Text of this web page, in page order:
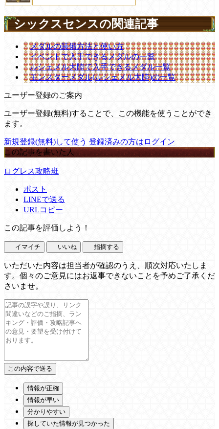
シックスセンスの関連記事
メダルの装備方法と使い方
イベントで入手できるメダルの一覧
ルシェメル大陸で入手できるメダル一覧
モンスターメダル(ルシェメル大陸)の一覧
ユーザー登録のご案内
ユーザー登録(無料)することで、この機能を使うことができ
ます。
新規登録(無料)して使う 登録済みの方はログイン
この記事を書いた人
ログレス攻略班
ポスト
LINEで送る
URLコピー
この記事を評価しよう！
イマイチ いいね 指摘する
いただいた内容は担当者が確認のうえ、順次対応いたしま
す。個々のご意見にはお返事できないことを予めご了承くだ
さいませ。
情報が正確
情報が早い
分かりやすい
探していた情報が見つかった